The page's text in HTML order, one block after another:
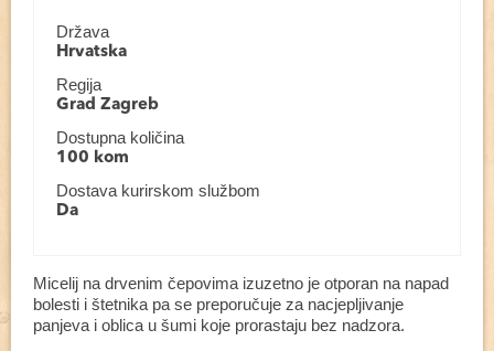
Država
Hrvatska
Regija
Grad Zagreb
Dostupna količina
100 kom
Dostava kurirskom službom
Da
Micelij na drvenim čepovima izuzetno je otporan na napad
bolesti i štetnika pa se preporučuje za nacjepljivanje
panjeva i oblica u šumi koje prorastaju bez nadzora.